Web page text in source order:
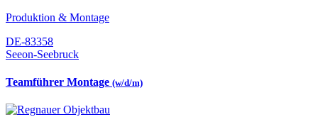
Produktion & Montage
DE-83358
Seeon-Seebruck
Teamführer Montage (w/d/m)